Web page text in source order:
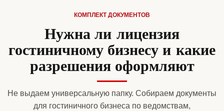
КОМПЛЕКТ ДОКУМЕНТОВ
Нужна ли лицензия
гостиничному бизнесу и какие
разрешения оформляют
Не выдаем универсальную папку. Собираем документы
для гостиничного бизнеса по ведомствам,